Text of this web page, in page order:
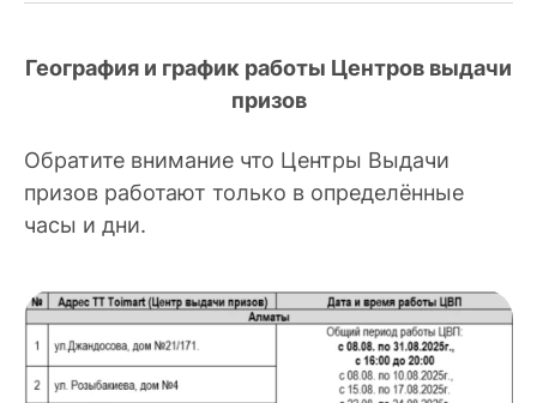
География и график работы Центров выдачи
призов
Обратите внимание что Центры Выдачи
призов работают только в определённые
часы и дни.